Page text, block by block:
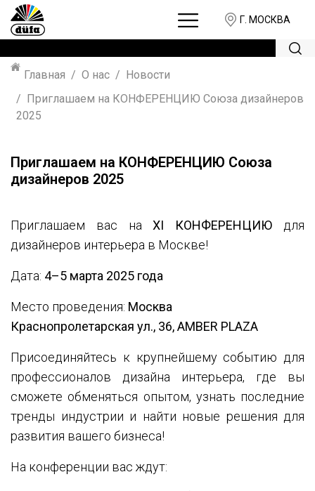
Г. МОСКВА
Главная О нас
Новости
Приглашаем на КОНФЕРЕНЦИЮ Союза дизайнеров
2025
Приглашаем на КОНФЕРЕНЦИЮ Союза
дизайнеров 2025
Приглашаем вас наXI КОНФЕРЕНЦИЮ для
дизайнеров интерьера в Москве!
Дата: 4–5 марта 2025 года
Место проведения: Москва
Краснопролетарская ул., 36, AMBER PLAZA
Присоединяйтесь к крупнейшему событию для
профессионалов дизайна интерьера, где вы
сможете обменяться опытом, узнать последние
тренды индустрии и найти новые решения для
развития вашего бизнеса!
На конференции вас ждут: